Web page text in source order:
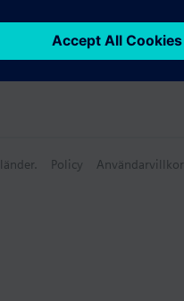
Policy Användarvillkor